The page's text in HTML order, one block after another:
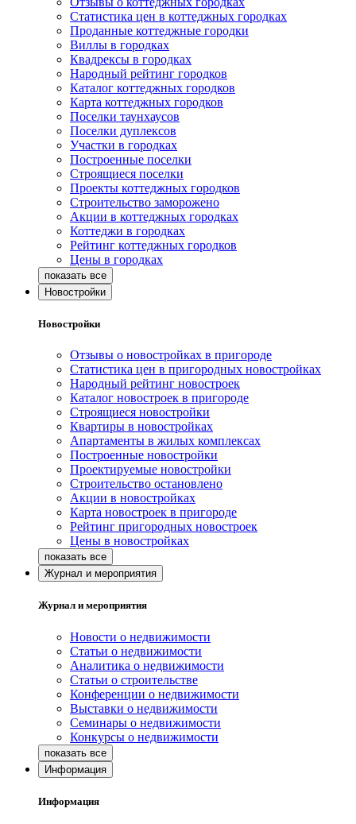
Статистика цен в коттеджных городках
Проданные коттеджные городки
Виллы в городках
Квадрексы в городках
Народный рейтинг городков
Каталог коттеджных городков
Карта коттеджных городков
Поселки таунхаусов
Поселки дуплексов
Участки в городках
Построенные поселки
Строящиеся поселки
Проекты коттеджных городков
Строительство заморожено
Акции в коттеджных городках
Коттеджи в городках
Рейтинг коттеджных городков
Цены в городках
Новостройки
Новостройки
Отзывы о новостройках в пригороде
Статистика цен в пригородных новостройках
Народный рейтинг новостроек
Каталог новостроек в пригороде
Строящиеся новостройки
Квартиры в новостройках
Апартаменты в жилых комплексах
Построенные новостройки
Проектируемые новостройки
Строительство остановлено
Акции в новостройках
Карта новостроек в пригороде
Рейтинг пригородных новостроек
Цены в новостройках
Журнал и мероприятия
Журнал и мероприятия
Новости о недвижимости
Статьи о недвижимости
Аналитика о недвижимости
Статьи о строительстве
Конференции о недвижимости
Выставки о недвижимости
Семинары о недвижимости
Конкурсы о недвижимости
Информация
Информация